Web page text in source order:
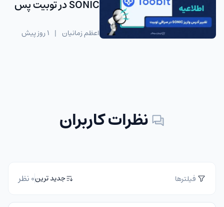
SONIC در توبیت پس
اعظم زمانیان | 1 روز پیش
نظرات کاربران
فیلترها جدید ترین0 نظر